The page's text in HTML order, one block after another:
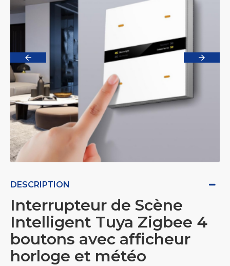
DESCRIPTION
Interrupteur de Scène
Intelligent Tuya Zigbee 4
boutons avec afficheur
horloge et météo